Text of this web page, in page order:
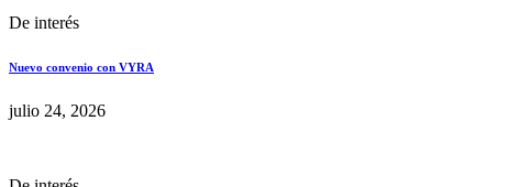
De interés
Nuevo convenio con VYRA
julio 24, 2026